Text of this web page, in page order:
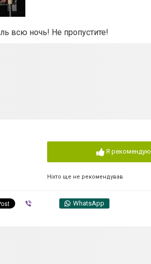
всю ночь! Не пропустите!
Я рекомендую
Ніхто ще не рекомендував
WhatsApp